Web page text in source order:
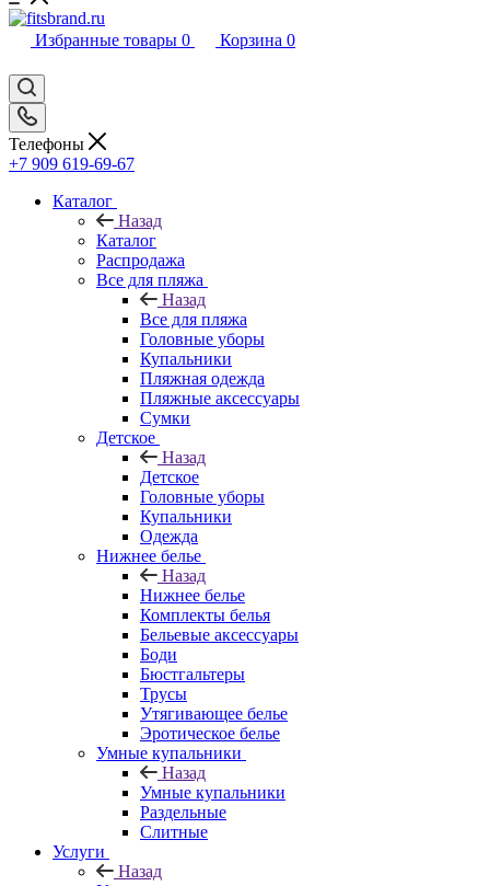
Избранные товары 0 Корзина 0
Телефоны
+7 909 619-69-67
Каталог
Назад
Каталог
Распродажа
Все для пляжа
Назад
Все для пляжа
Головные уборы
Купальники
Пляжная одежда
Пляжные аксессуары
Сумки
Детское
Назад
Детское
Головные уборы
Купальники
Одежда
Нижнее белье
Назад
Нижнее белье
Комплекты белья
Бельевые аксессуары
Боди
Бюстгальтеры
Трусы
Утягивающее белье
Эротическое белье
Умные купальники
Назад
Умные купальники
Раздельные
Слитные
Услуги
Назад